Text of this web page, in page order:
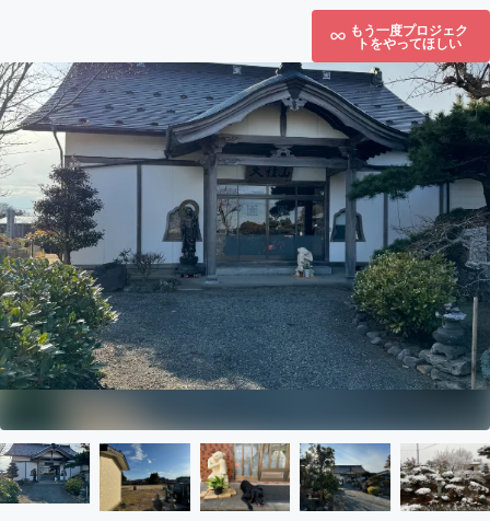
もう一度プロジェク
トをやってほしい